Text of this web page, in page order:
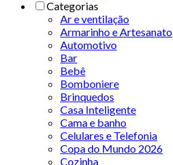
Categorias
Ar e ventilação
Armarinho e Artesanato
Automotivo
Bar
Bebê
Bomboniere
Brinquedos
Casa Inteligente
Cama e banho
Celulares e Telefonia
Copa do Mundo 2026
Cozinha